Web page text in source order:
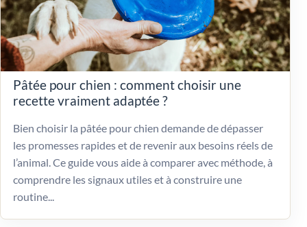
Pâtée pour chien : comment choisir une
recette vraiment adaptée ?
Bien choisir la pâtée pour chien demande de dépasser
les promesses rapides et de revenir aux besoins réels de
l’animal. Ce guide vous aide à comparer avec méthode, à
comprendre les signaux utiles et à construire une
routine...